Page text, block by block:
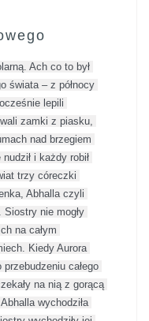
Ach co to był
świata – z północy
lepili
zamki z piasku,
nad brzegiem
i każdy robił
trzy córeczki
Abhalla czyli
nie mogły
na całym
Kiedy Aurora
przebudzeniu całego
na nią z gorącą
wychodziła